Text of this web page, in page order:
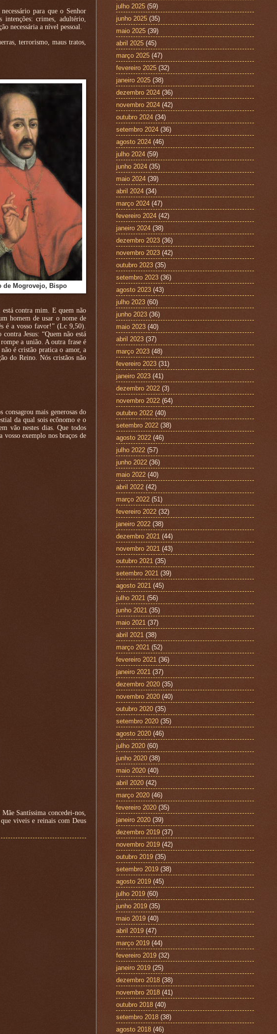
para que o Senhor
crimes, adultério,
necessária a nível pessoal.
terrorismo, maus tratos,
de Mogrovejo, Bispo
está contra mim. E quem não
homem de usar o nome de
é a vosso favor!” (Lc 9,50).
Jesus: “Quem não está
a união. A outra frase é
é cristão pratica o amor, a
do Reino. Nós cristãos não
mais generosas do
da qual sois ecônomo e o
vão nestes dias. Que todos
vosso exemplo nos braços de
Santíssima concedei-nos,
viveis e reinais com Deus
julho 2025 (59)
junho 2025 (35)
maio 2025 (39)
abril 2025 (45)
março 2025 (47)
fevereiro 2025 (32)
janeiro 2025 (38)
dezembro 2024 (36)
novembro 2024 (42)
outubro 2024 (34)
setembro 2024 (36)
agosto 2024 (46)
julho 2024 (59)
junho 2024 (35)
maio 2024 (39)
abril 2024 (34)
março 2024 (47)
fevereiro 2024 (42)
janeiro 2024 (38)
dezembro 2023 (36)
novembro 2023 (42)
outubro 2023 (35)
setembro 2023 (36)
agosto 2023 (43)
julho 2023 (60)
junho 2023 (36)
maio 2023 (40)
abril 2023 (37)
março 2023 (48)
fevereiro 2023 (31)
janeiro 2023 (41)
dezembro 2022 (3)
novembro 2022 (64)
outubro 2022 (40)
setembro 2022 (38)
agosto 2022 (46)
julho 2022 (57)
junho 2022 (36)
maio 2022 (40)
abril 2022 (42)
março 2022 (51)
fevereiro 2022 (32)
janeiro 2022 (38)
dezembro 2021 (44)
novembro 2021 (43)
outubro 2021 (35)
setembro 2021 (39)
agosto 2021 (45)
julho 2021 (56)
junho 2021 (35)
maio 2021 (37)
abril 2021 (38)
março 2021 (52)
fevereiro 2021 (36)
janeiro 2021 (37)
dezembro 2020 (35)
novembro 2020 (40)
outubro 2020 (35)
setembro 2020 (35)
agosto 2020 (46)
julho 2020 (60)
junho 2020 (38)
maio 2020 (40)
abril 2020 (42)
março 2020 (46)
fevereiro 2020 (35)
janeiro 2020 (39)
dezembro 2019 (37)
novembro 2019 (42)
outubro 2019 (35)
setembro 2019 (38)
agosto 2019 (45)
julho 2019 (60)
junho 2019 (35)
maio 2019 (40)
abril 2019 (47)
março 2019 (44)
fevereiro 2019 (32)
janeiro 2019 (25)
dezembro 2018 (38)
novembro 2018 (41)
outubro 2018 (40)
setembro 2018 (38)
agosto 2018 (46)